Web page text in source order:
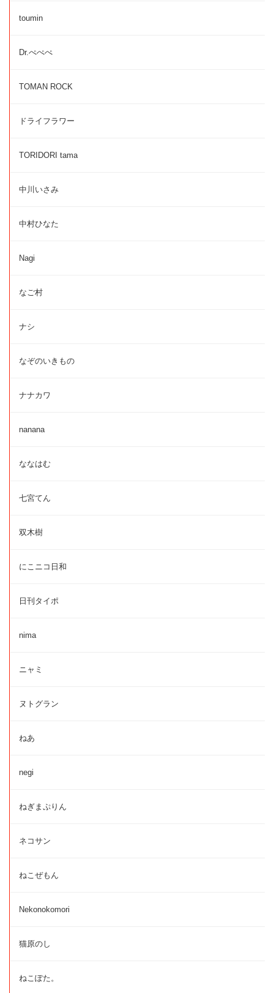
toumin
Dr.ぺぺぺ
TOMAN ROCK
ドライフラワー
TORIDORI tama
中川いさみ
中村ひなた
Nagi
なご村
ナシ
なぞのいきもの
ナナカワ
nanana
ななはむ
七宮てん
双木樹
にこニコ日和
日刊タイポ
nima
ニャミ
ヌトグラン
ねあ
negi
ねぎまぷりん
ネコサン
ねこぜもん
Nekonokomori
猫原のし
ねこぽた。